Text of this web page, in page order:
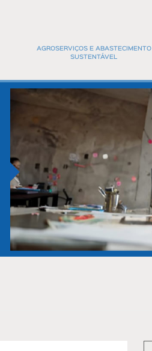
AGROSERVIÇOS E ABASTECIMENTO
SUSTENTÁVEL
COMPAÑÍA